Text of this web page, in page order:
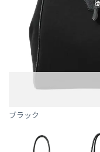
ブラック